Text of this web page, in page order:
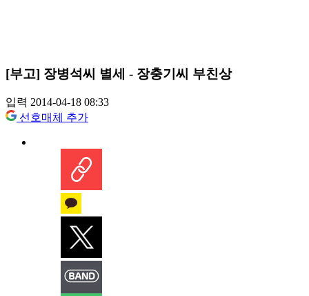
[부고] 장병석씨 별세 - 장충기씨 부친상
입력 2014-04-18 08:33
선호매체 추가